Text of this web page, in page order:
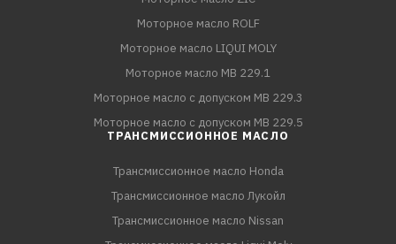
Моторное масло ROLF
Моторное масло LIQUI MOLY
Моторное масло MB 229.1
Моторное масло с допуском MB 229.3
Моторное масло с допуском MB 229.5
ТРАНСМИССИОННОЕ МАСЛО
Трансмиссионное масло Honda
Трансмиссионное масло Лукойл
Трансмиссионное масло Nissan